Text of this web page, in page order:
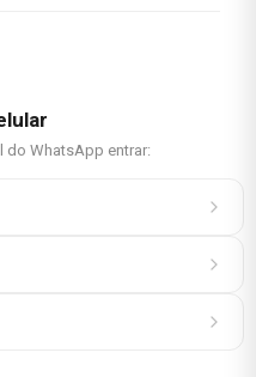
do WhatsApp entrar: